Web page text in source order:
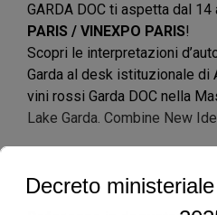
GARDA DOC ti aspetta dal
PARIS / VINEXPO PARIS!
Scopri le interpretazioni
Garda al desk istituzionale di
vini rossi Garda DOC nella
Lake Garda. Combine New
Decreto